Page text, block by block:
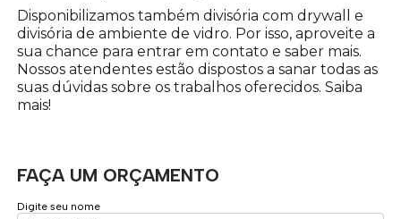
Disponibilizamos também divisória com drywall e
divisória de ambiente de vidro. Por isso, aproveite a
sua chance para entrar em contato e saber mais.
Nossos atendentes estão dispostos a sanar todas as
suas dúvidas sobre os trabalhos oferecidos. Saiba
mais!
FAÇA UM ORÇAMENTO
Digite seu nome